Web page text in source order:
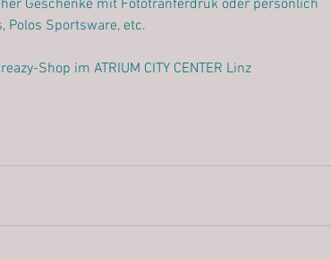
Geschenke mit Fototranferdruk oder persönlich
Polos Sportsware, etc.
Shop im ATRIUM CITY CENTER Linz